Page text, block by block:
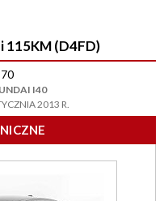
115KM (D4FD)
I40
2013 R.